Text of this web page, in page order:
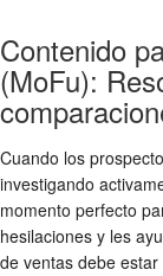
Contenido
(MoFu):
Cuando los
investigando
momento perfecto
hesilaciones y les
de ventas debe